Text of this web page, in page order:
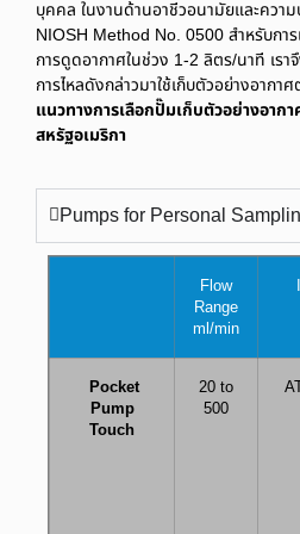
บุคคล ในงานด้านอาชีวอนามัยและควา
NIOSH Method No. 0500 สำหรับการ
การดูดอากาศในช่วง 1-2 ลิตร/นาที เร
การไหลดังกล่าวมาใช้เก็บตัวอย่างอากาศ
แนวทางการเลือกปั๊มเก็บตัวอย่างอาก
สหรัฐอเมริกา
Pumps for Personal
Flow
Range
ml/min
Pocket
Pump
Touch
20 to
500